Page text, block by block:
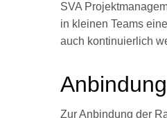
SVA
in kleinen Teams
auch kontinuierlich
Zur Anbindung der